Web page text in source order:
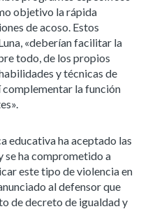
objetivo la rápida
de acoso. Estos
«deberían facilitar la
todo, de los propios
y técnicas de
la función
educativa ha aceptado las
se ha comprometido a
este tipo de violencia en
al defensor que
de decreto de igualdad y